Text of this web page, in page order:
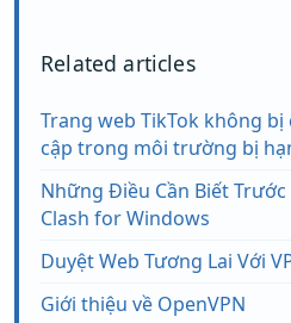
Related articles
Trang web TikTok không
cập trong môi trường bị
Những Điều Cần Biết Trước
Clash for Windows
Duyệt Web Tương Lai Với
Giới thiệu về OpenVPN